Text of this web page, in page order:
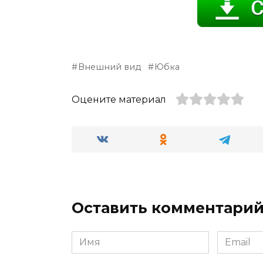
Внешний вид Юбка
Оцените материал
Оставить
Имя
*
Email
*